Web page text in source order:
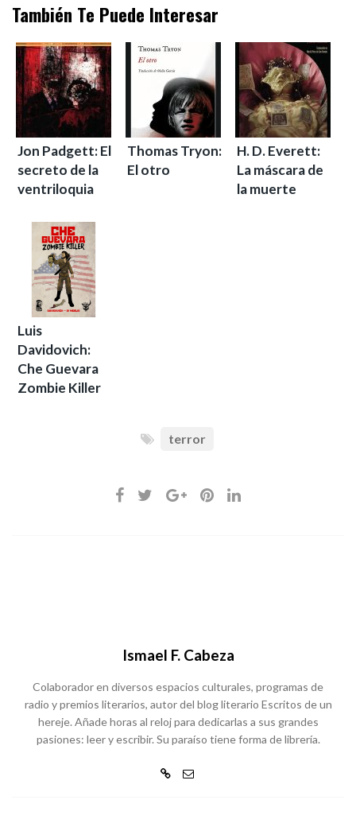
También Te Puede Interesar
Jon Padgett: El
secreto de la
ventriloquia
Thomas Tryon:
El otro
H. D. Everett:
La máscara de
la muerte
Luis
Davidovich:
Che Guevara
Zombie Killer
terror
Ismael F. Cabeza
Colaborador en diversos espacios culturales, programas de
radio y premios literarios, autor del blog literario Escritos de un
hereje. Añade horas al reloj para dedicarlas a sus grandes
pasiones: leer y escribir. Su paraíso tiene forma de librería.